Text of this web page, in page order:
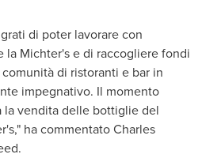
di poter lavorare con
la Michter's e di raccogliere fondi
di ristoranti e bar in
impegnativo. Il momento
la vendita delle bottiglie del
ha commentatoCharles